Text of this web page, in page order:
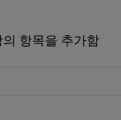
항목을 추가함